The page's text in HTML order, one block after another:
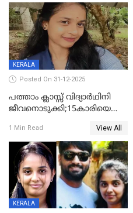
KERALA
Posted On 31-12-2025
പത്താം ക്ലാസ്സ് വിദ്യാര്‍ഥിനി
ജീവനൊടുക്കി;15കാരിയെ
കിടപ്പുമുറിയില്‍ തൂങ്ങി മരിച്ച
നിലയിൽ
1 Min Read View All
KERALA